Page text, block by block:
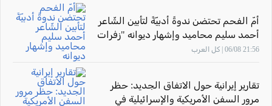
أمّ الفحم تحتضن ندوةً أدبيّةً لتأبين الشّاعر
أحمد سليم محاميد وإشهار ديوانه "زفرات
مهموم"
21:56 06/08 | كل العرب
تقارير إيرانية حول الاتفاق الجديد: حظر
مرور السفن الأمريكية والإسرائيلية في